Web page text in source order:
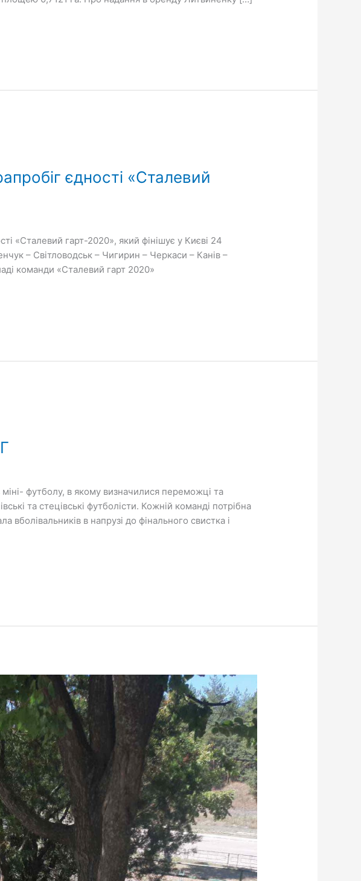
єдності «Сталевий
«Сталевий гарт-2020», який фінішує у Києві 24
– Світловодськ – Чигирин – Черкаси – Канів –
команди «Сталевий гарт 2020»
футболу, в якому визначилися переможці та
та стецівські футболісти. Кожній команді потрібна
в напрузі до фінального свистка і